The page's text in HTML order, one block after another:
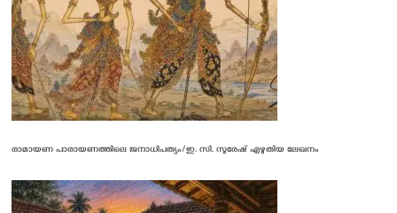
രാമായണ പാരായണത്തിലെ ജനാധിപത്യം/ഇ. സി. സുരേഷ് എഴുതിയ ലേഖനം